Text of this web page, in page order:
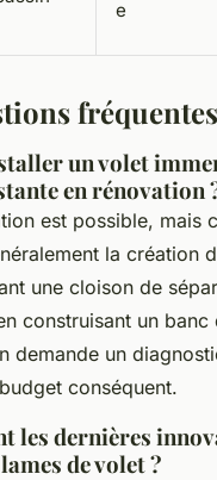
e
fréquentes
un volet
en rénovation
est possible, mais
la création
une cloison de
construisant un
demande un
conséquent.
les dernières
de volet ?